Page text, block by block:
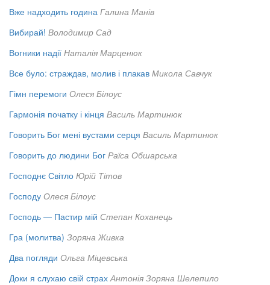
Вже надходить година Галина Манів
Вибирай! Володимир Сад
Вогники надії Наталія Марценюк
Все було: страждав, молив і плакав Микола Савчук
Гімн перемоги Олеся Білоус
Гармонія початку і кінця Василь Мартинюк
Говорить Бог мені вустами серця Василь Мартинюк
Говорить до людини Бог Раїса Обшарська
Господнє Світло Юрій Тітов
Господу Олеся Білоус
Господь — Пастир мій Степан Коханець
Гра (молитва) Зоряна Живка
Два погляди Ольга Міцевська
Доки я слухаю свій страх Антонія Зоряна Шелепило